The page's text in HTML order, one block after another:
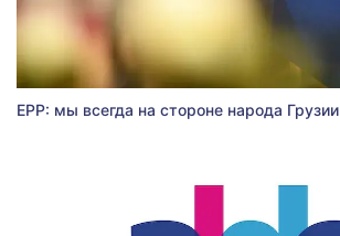
EPP: мы всегда на стороне народа Грузии